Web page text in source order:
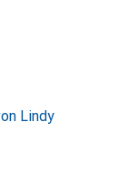
Lindy